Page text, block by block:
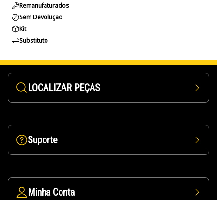
Remanufaturados
Sem Devolução
Kit
Substituto
LOCALIZAR PEÇAS
Suporte
Minha Conta